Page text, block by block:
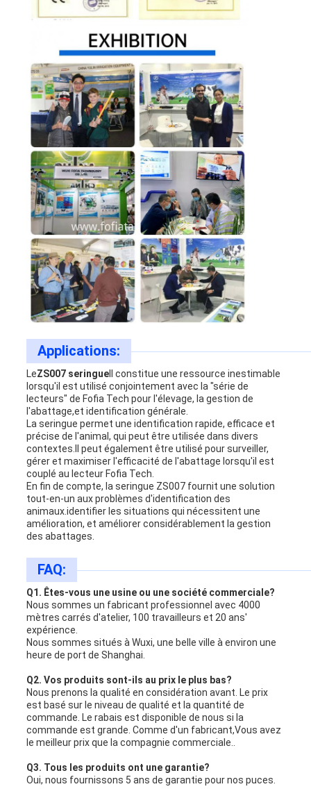
Applications:
LeZS007 seringueIl constitue une ressource inestimable
lorsqu'il est utilisé conjointement avec la "série de
lecteurs" de Fofia Tech pour l'élevage, la gestion de
l'abattage,et identification générale.
La seringue permet une identification rapide, efficace et
précise de l'animal, qui peut être utilisée dans divers
contextes.Il peut également être utilisé pour surveiller,
gérer et maximiser l'efficacité de l'abattage lorsqu'il est
couplé au lecteur Fofia Tech.
En fin de compte, la seringue ZS007 fournit une solution
tout-en-un aux problèmes d'identification des
animaux.identifier les situations qui nécessitent une
amélioration, et améliorer considérablement la gestion
des abattages.
FAQ:
Q1. Êtes-vous une usine ou une société commerciale?
Nous sommes un fabricant professionnel avec 4000
mètres carrés d'atelier, 100 travailleurs et 20 ans'
expérience.
Nous sommes situés à Wuxi, une belle ville à environ une
heure de port de Shanghai.
Q2. Vos produits sont-ils au prix le plus bas?
Nous prenons la qualité en considération avant. Le prix
est basé sur le niveau de qualité et la quantité de
commande. Le rabais est disponible de nous si la
commande est grande. Comme d'un fabricant,Vous avez
le meilleur prix que la compagnie commerciale..
Q3. Tous les produits ont une garantie?
Oui, nous fournissons 5 ans de garantie pour nos puces.